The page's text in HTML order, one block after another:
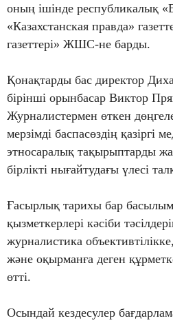
оның ішінде республикалық
«Казахстанская правда»
газеттері» ЖШС-не барды.
Қонақтарды бас директор
бірінші орынбасар Виктор
Журналистермен өткен
мерзімді баспасөздің қазіргі
этносаралық тақырыптарды
бірлікті нығайтудағы үлесі
Ғасырлық тарихы бар
қызметкерлері кәсіби
журналистика
және оқырманға деген
өтті.
Осындай кездесулер